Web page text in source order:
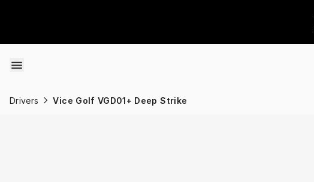
Drivers Vice Golf VGD01+ Deep Strike